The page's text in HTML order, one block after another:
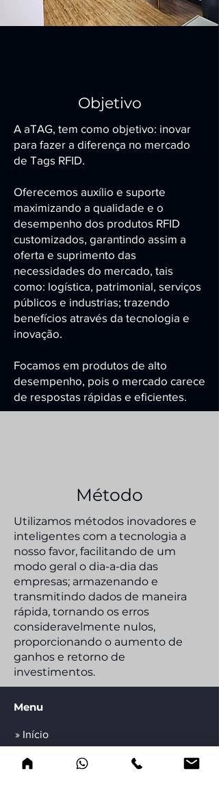
Objetivo
A aTAG, tem como objetivo: inovar
para fazer a diferença no mercado
de Tags RFID.
Oferecemos auxílio e suporte
maximizando a qualidade e o
desempenho dos produtos RFID
customizados, garantindo assim a
oferta e suprimento das
necessidades do mercado, tais
como: logística, patrimonial, serviços
públicos e industrias; trazendo
benefícios através da tecnologia e
inovação.
Focamos em produtos de alto
desempenho, pois o mercado carece
de respostas rápidas e eficientes.
Método
​Utilizamos métodos inovadores e
inteligentes com a tecnologia a
nosso favor, facilitando de um
modo geral o dia-a-dia das
empresas; armazenando e
transmitindo dados de maneira
rápida, tornando os erros
consideravelmente nulos,
proporcionando o aumento de
ganhos e retorno de
investimentos.
Menu
» Início
» Produtos